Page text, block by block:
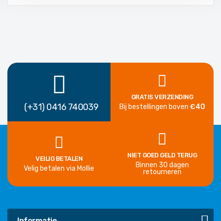
(+31) 0416 740039
GRATIS VERZENDING
Bij bestellingen boven €40
VEILIG BETALEN
Velig betalen via Mollie
NIET GOED GELD TERUG
Binnen 30 dagen
retourneren